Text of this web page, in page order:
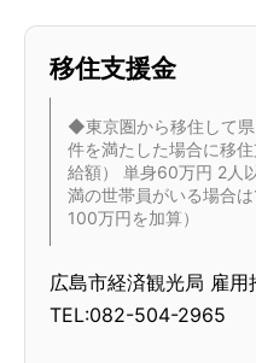
移住支援金
◆東京圏から移住して
件を満たした場合に移
給額） 単身60万円 2人
満の世帯員がいる場合
100万円を加算）
広島市経済観光局 雇用
TEL:082-504-2965